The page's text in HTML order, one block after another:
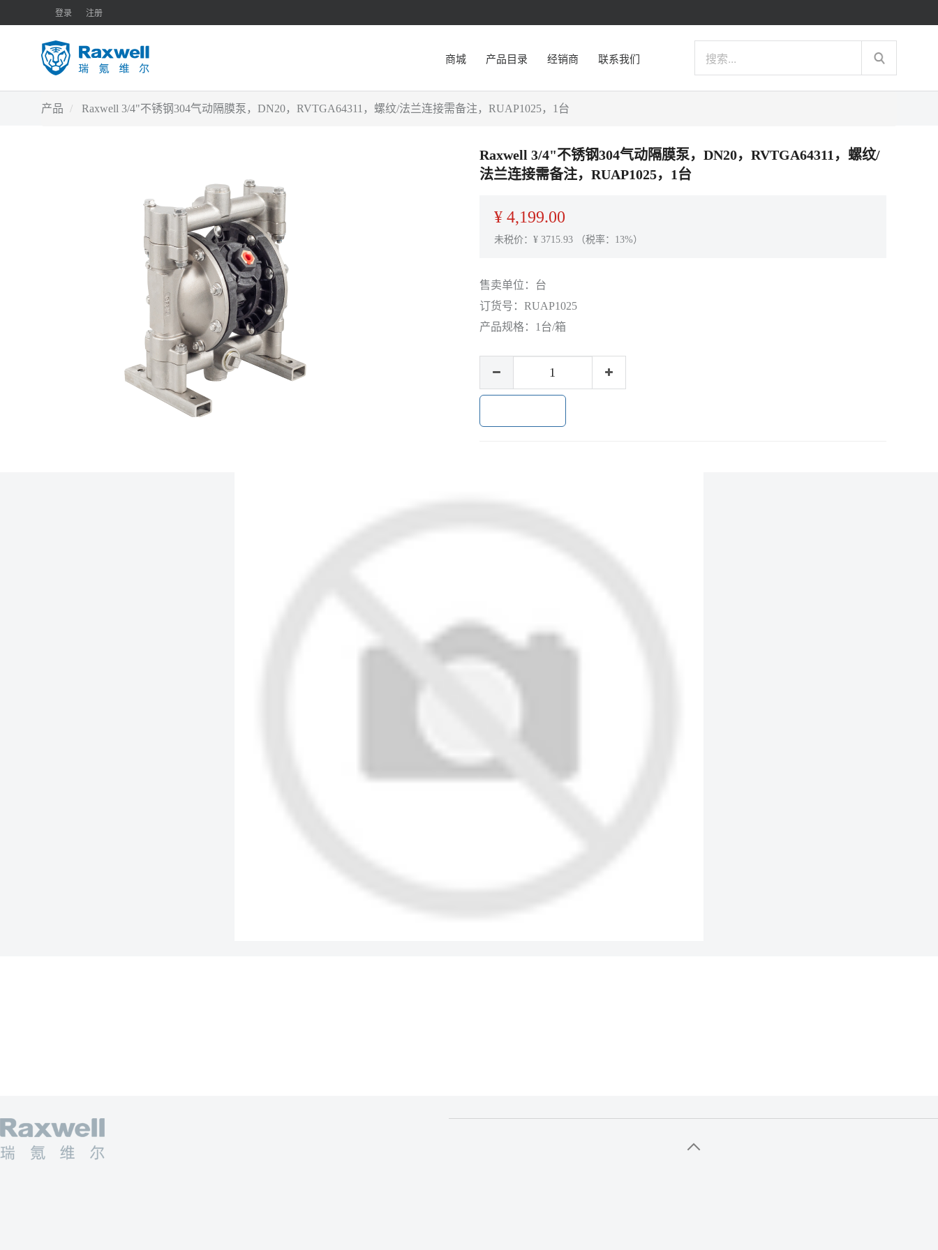
登录 注册
商城 产品目录 经销商 联系我们
产品 Raxwell 3/4"不锈钢304气动隔膜泵，DN20，RVTGA64311，螺纹/法兰连接需备注，RUAP1025，1台
Raxwell 3/4"不锈钢304气动隔膜泵，DN20，RVTGA64311，螺纹/
法兰连接需备注，RUAP1025，1台
¥ 4,199.00
未税价：¥ 3715.93（税率：13%）
售卖单位： 台
订货号： RUAP1025
产品规格： 1台/箱